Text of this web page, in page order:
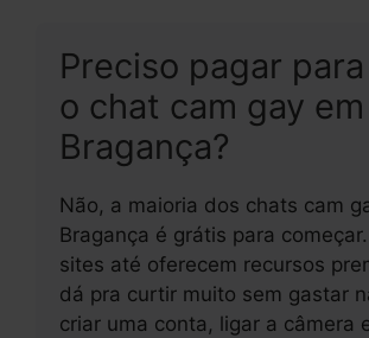
Preciso pagar
o chat cam gay em
Bragança?
Não, a maioria dos chats cam
Bragança é grátis para
sites até oferecem recursos
dá pra curtir muito sem gastar
criar uma conta, ligar a câmera